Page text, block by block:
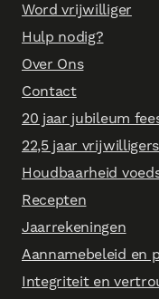
Word vrijwilliger
Hulp nodig?
Over Ons
Contact
20 jaar jubileum
22,5 jaar
Houdbaarheid
Recepten
Jaarrekeningen
Aannamebeleid en
Integriteit en